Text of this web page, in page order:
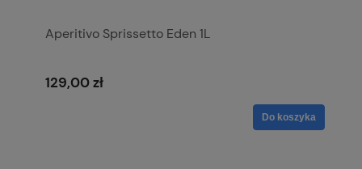
Aperitivo Sprissetto Eden 1L
129,00 zł
Do koszyka